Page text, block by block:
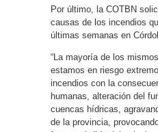
Por último, la COTBN
causas de los incendios
últimas semanas en
“La mayoría de los
estamos en riesgo
incendios con la
humanas, alteración del
cuencas hídricas,
de la provincia,